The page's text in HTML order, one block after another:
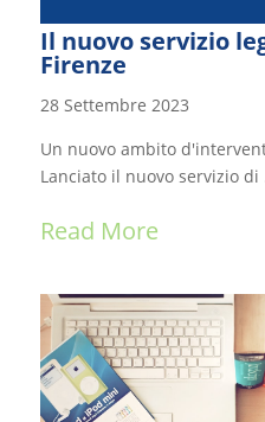
Il nuovo servizio
Firenze
28 Settembre 2023
Un nuovo ambito
Lanciato il nuovo servizio di
Read More